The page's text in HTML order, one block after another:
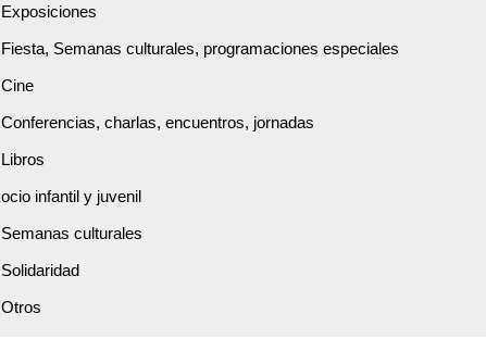
Exposiciones
Fiesta, Semanas culturales, programaciones especiales
Cine
Conferencias, charlas, encuentros, jornadas
Libros
ocio infantil y juvenil
Semanas culturales
Solidaridad
Otros